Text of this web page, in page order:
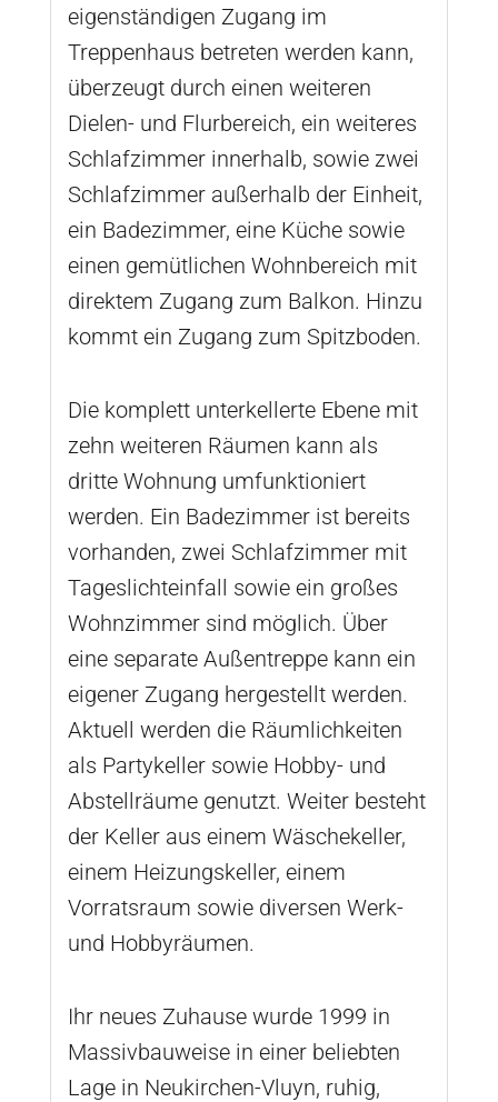
eigenständigen Zugang im
Treppenhaus betreten werden kann,
überzeugt durch einen weiteren
Dielen- und Flurbereich, ein weiteres
Schlafzimmer innerhalb, sowie zwei
Schlafzimmer außerhalb der Einheit,
ein Badezimmer, eine Küche sowie
einen gemütlichen Wohnbereich mit
direktem Zugang zum Balkon. Hinzu
kommt ein Zugang zum Spitzboden.
Die komplett unterkellerte Ebene mit
zehn weiteren Räumen kann als
dritte Wohnung umfunktioniert
werden. Ein Badezimmer ist bereits
vorhanden, zwei Schlafzimmer mit
Tageslichteinfall sowie ein großes
Wohnzimmer sind möglich. Über
eine separate Außentreppe kann ein
eigener Zugang hergestellt werden.
Aktuell werden die Räumlichkeiten
als Partykeller sowie Hobby- und
Abstellräume genutzt. Weiter besteht
der Keller aus einem Wäschekeller,
einem Heizungskeller, einem
Vorratsraum sowie diversen Werk-
und Hobbyräumen.
Ihr neues Zuhause wurde 1999 in
Massivbauweise in einer beliebten
Lage in Neukirchen-Vluyn, ruhig,